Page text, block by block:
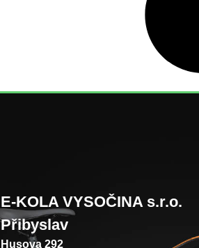
E-KOLA VYSOČINA s.r.o.
Přibyslav
Husova 292